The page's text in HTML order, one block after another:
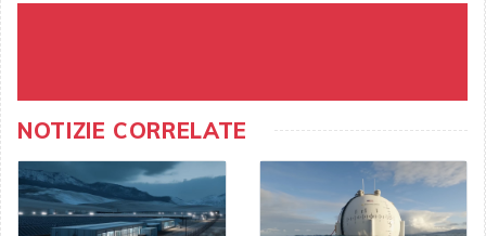
NOTIZIE CORRELATE